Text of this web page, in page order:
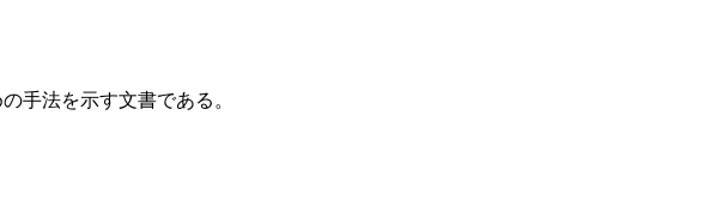
手法を示す文書である。